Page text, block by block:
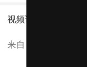
视频详情：领克10+
来自：新车评